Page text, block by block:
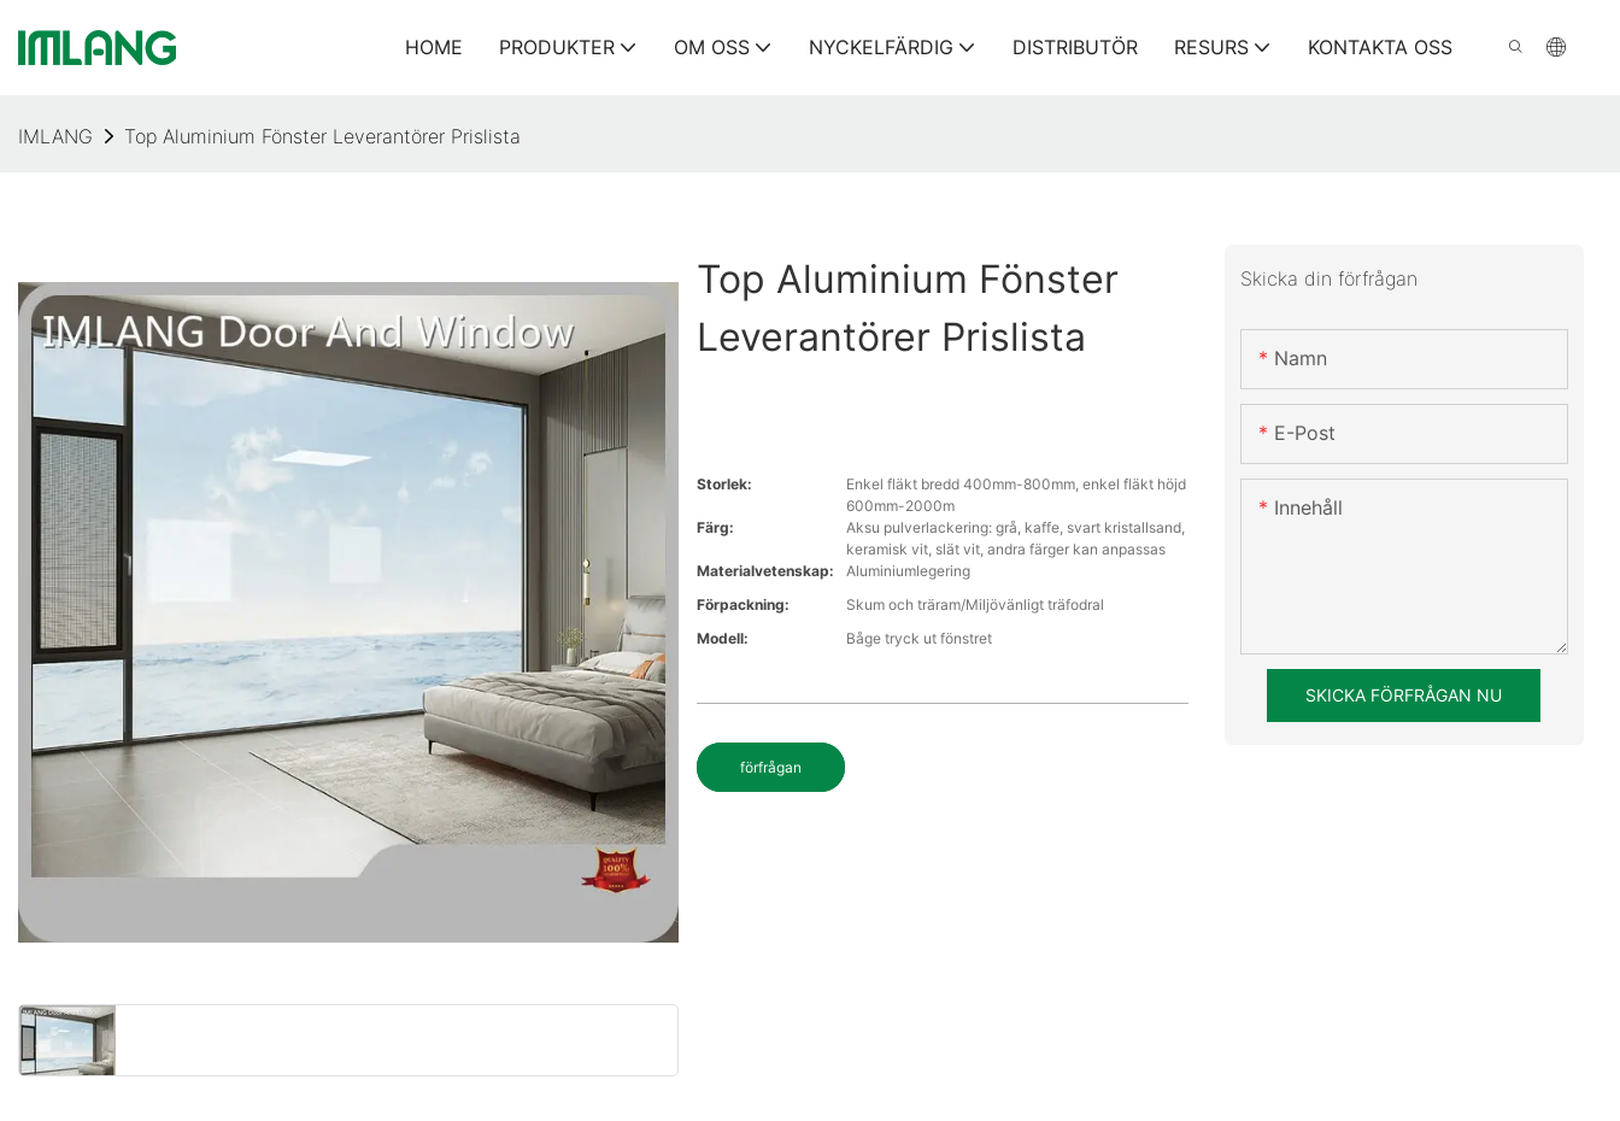
HOME PRODUKTER OM OSS NYCKELFÄRDIG DISTRIBUTÖR RESURS KONTAKTA OSS
IMLANG Top Aluminium Fönster Leverantörer Prislista
Top Aluminium Fönster
Leverantörer Prislista
Storlek:
Enkel fläkt bredd 400mm-800mm, enkel fläkt höjd
600mm-2000m
Färg:
Aksu pulverlackering: grå, kaffe, svart kristallsand,
keramisk vit, slät vit, andra färger kan anpassas
Materialvetenskap:
Aluminiumlegering
Förpackning:
Skum och träram/Miljövänligt träfodral
Modell:
Båge tryck ut fönstret
förfrågan
Skicka din förfrågan
Namn
E-Post
Innehåll
SKICKA FÖRFRÅGAN NU